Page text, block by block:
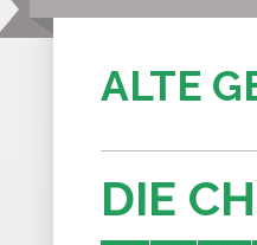
ALTE
DIE